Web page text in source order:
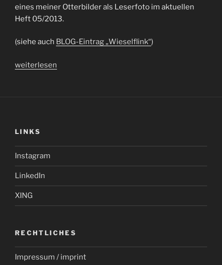
eines meiner Otterbilder als Leserfoto im aktuellen
Heft 05/2013.
(siehe auch BLOG-Eintrag „Wieselflink“)
„Leserfoto
weiterlesen
LINKS
Instagram
LinkedIn
XING
RECHTLICHES
Impressum / imprint